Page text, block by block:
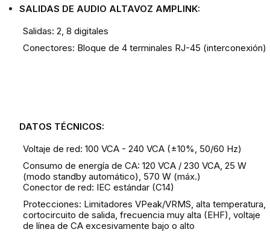
SALIDAS DE AUDIO ALTAVOZ AMPLINK:
Salidas: 2, 8 digitales
Conectores: Bloque de 4 terminales RJ-45 (interconexión)
DATOS TÉCNICOS:
Voltaje de red: 100 VCA - 240 VCA (±10%, 50/60 Hz)
Consumo de energía de CA: 120 VCA / 230 VCA, 25 W
(modo standby automático), 570 W (máx.)
Conector de red: IEC estándar (C14)
Protecciones: Limitadores VPeak/VRMS, alta temperatura,
cortocircuito de salida, frecuencia muy alta (EHF), voltaje
de línea de CA excesivamente bajo o alto